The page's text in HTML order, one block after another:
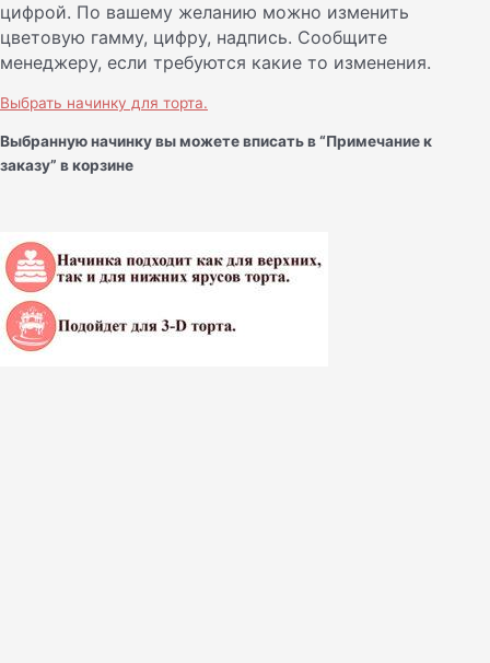
цифрой. По вашему желанию можно изменить
цветовую гамму, цифру, надпись. Сообщите
менеджеру, если требуются какие то изменения.
Выбрать начинку для торта.
Выбранную начинку вы можете вписать в “Примечание к
заказу” в корзине